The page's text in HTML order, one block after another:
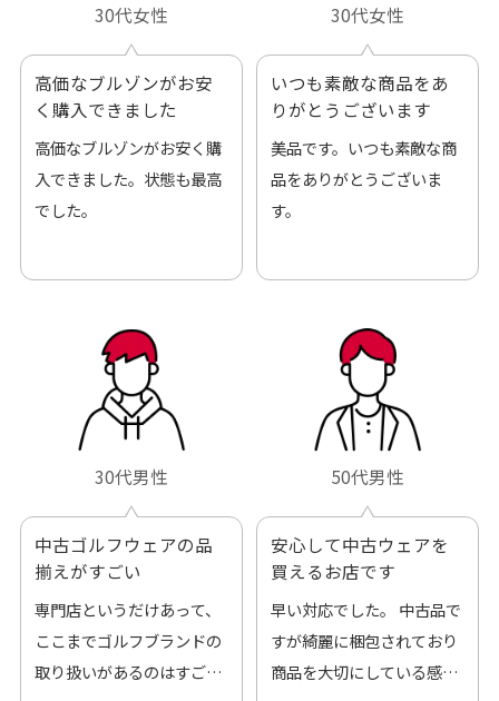
30代女性
高価なブルゾンがお安
く購入できました
高価なブルゾンがお安く購
入できました。状態も最高
でした。
30代女性
いつも素敵な商品をあ
りがとうございます
美品です。いつも素敵な商
品をありがとうございま
す。
30代男性
中古ゴルフウェアの品
揃えがすごい
専門店というだけあって、
ここまでゴルフブランドの
取り扱いがあるのはすご
50代男性
安心して中古ウェアを
買えるお店です
早い対応でした。 中古品で
すが綺麗に梱包されており
商品を大切にしている感が